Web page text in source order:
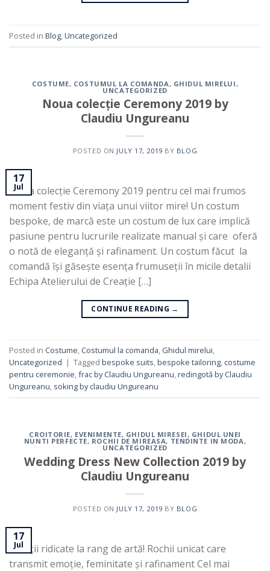
Posted in Blog,Uncategorized
COSTUME, COSTUMUL LA COMANDA, GHIDUL MIRELUI ,
UNCATEGORIZED
Noua colecție Ceremony 2019 by
Claudiu Ungureanu
POSTED ON JULY 17, 2019 BY BLOG
17
Jul
Noua colecție Ceremony 2019 pentru cel mai frumos
moment festiv din viața unui viitor mire! Un costum
bespoke, de marcă este un costum de lux care implică
pasiune pentru lucrurile realizate manual și care oferă
o notă de eleganță și rafinament. Un costum făcut la
comandă își găsește esența frumuseții în micile detalii
Echipa Atelierului de Creație […]
CONTINUE READING →
Posted in Costume, Costumul la comanda, Ghidul mirelui,
Uncategorized | Tagged bespoke suits,bespoke tailoring, costume
pentru ceremonie,frac by Claudiu Ungureanu,redingotă by Claudiu
Ungureanu, soking by claudiu Ungureanu
CROITORIE, EVENIMENTE, GHIDUL MIRESEI, GHIDUL UNEI
NUNTI PERFECTE, ROCHII DE MIREASA, TENDINTE IN MODA,
UNCATEGORIZED
Wedding Dress New Collection 2019 by
Claudiu Ungureanu
POSTED ON JULY 17, 2019 BY BLOG
17
Jul
Creații ridicate la rang de artă! Rochii unicat care
transmit emoție, feminitate și rafinament Cel mai